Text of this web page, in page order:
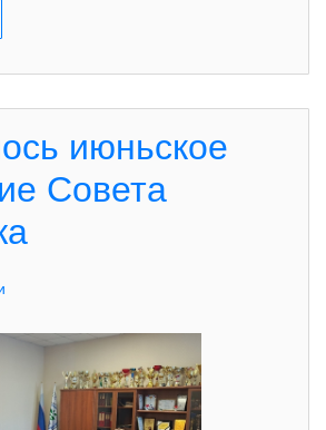
июньское
Совета